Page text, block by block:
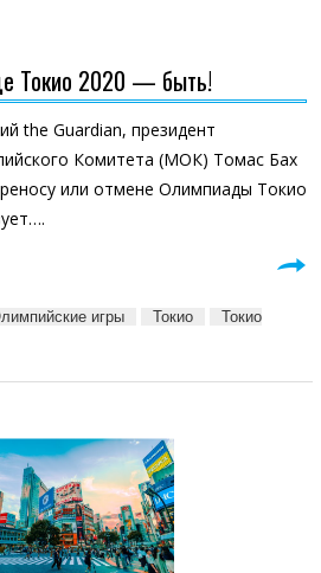
Токио 2020 — быть!
the Guardian, президент
Комитета (МОК) Томас Бах
или отмене Олимпиады Токио
игры Токио
Токио